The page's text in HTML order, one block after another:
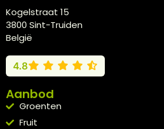
Kogelstraat 15
3800 Sint-Truiden
België
4.8
Aanbod
Groenten
Fruit